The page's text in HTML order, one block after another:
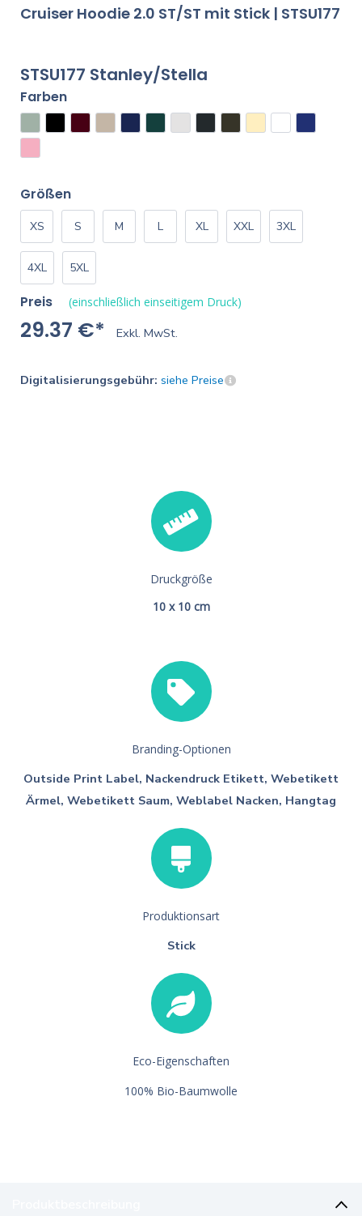
Cruiser Hoodie 2.0 ST/ST mit Stick | STSU177
STSU177 Stanley/Stella
Farben
Größen
XS S M L XL XXL 3XL
4XL 5XL
Preis (einschließlich einseitigem Druck)
29.37 €* Exkl. MwSt.
Digitalisierungsgebühr: siehe Preise
Druckgröße
10 x 10 cm
Branding-Optionen
Outside Print Label, Nackendruck Etikett, Webetikett
Ärmel, Webetikett Saum, Weblabel Nacken, Hangtag
Produktionsart
Stick
Eco-Eigenschaften
100% Bio-Baumwolle